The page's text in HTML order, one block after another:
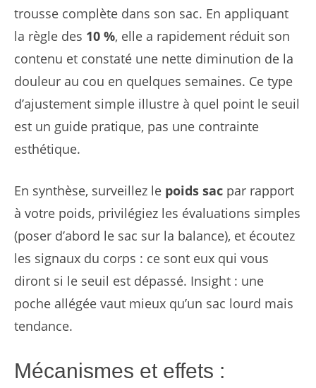
trousse complète dans son sac. En appliquant
la règle des 10 %, elle a rapidement réduit son
contenu et constaté une nette diminution de la
douleur au cou en quelques semaines. Ce type
d’ajustement simple illustre à quel point le seuil
est un guide pratique, pas une contrainte
esthétique.
En synthèse, surveillez le poids sac par rapport
à votre poids, privilégiez les évaluations simples
(poser d’abord le sac sur la balance), et écoutez
les signaux du corps : ce sont eux qui vous
diront si le seuil est dépassé. Insight : une
poche allégée vaut mieux qu’un sac lourd mais
tendance.
Mécanismes et effets :